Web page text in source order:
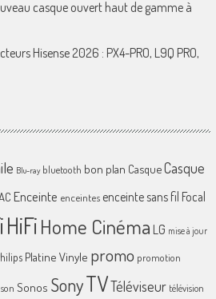
casque ouvert haut de gamme à
Hisense 2026 : PX4-PRO, L9Q PRO,
Blu-ray bluetooth bon plan CasqueCasque
Enceinte enceintes enceinte sans fil Focal
HiFiHome Cinéma LG mise à jour
Platine Vinyle promo promotion
son Sonos SonyTVTéléviseur télévision